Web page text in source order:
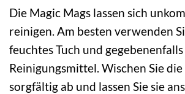
Die Magic Mags lassen sich
reinigen. Am besten verwenden
feuchtes Tuch und
Reinigungsmittel. Wischen Sie
sorgfältig ab und lassen Sie sie